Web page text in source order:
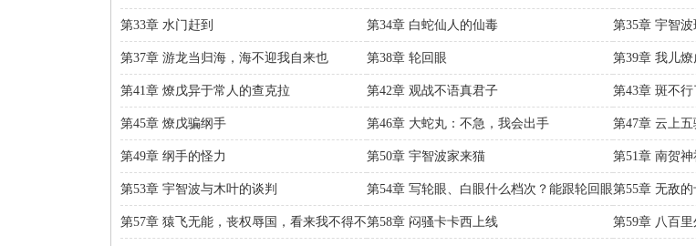
第33章 水门赶到 第34章 白蛇仙人的仙毒 第35章 宇智
第37章 游龙当归海，海不迎我自来也 第38章 轮回眼 第39章 我儿
第41章 燎戊异于常人的查克拉 第42章 观战不语真君子 第43章 斑不
第45章 燎戊骗纲手 第46章 大蛇丸：不急，我会出手 第47章 云上五
第49章 纲手的怪力 第50章 宇智波家来猫 第51章 南贺
第53章 宇智波与木叶的谈判 第54章 写轮眼、白眼什么档次？能跟轮回眼
排一块
第55章 无敌
第57章 猿飞无能，丧权辱国，看来我不得不第58章 闷骚卡卡西上线 第59章 八百